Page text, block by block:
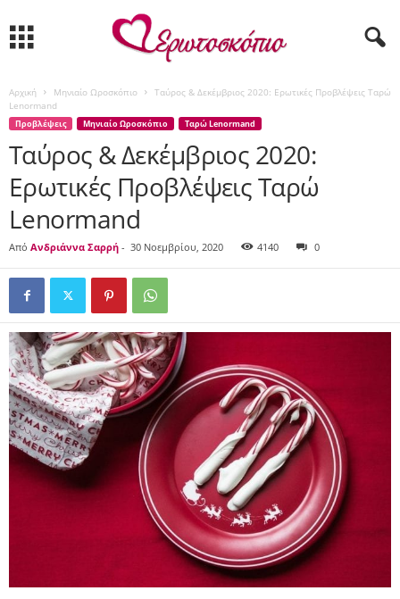
Αρχική Μηνιαίο Ωροσκόπιο
Ταύρος & Δεκέμβριος 2020: Ερωτικές Προβλέψεις Ταρώ
Lenormand
Προβλέψεις Μηνιαίο Ωροσκόπιο Ταρώ Lenormand
Ταύρος & Δεκέμβριος 2020:
Ερωτικές Προβλέψεις Ταρώ
Lenormand
Από Ανδριάννα Σαρρή - 30 Νοεμβρίου, 2020 4140 0